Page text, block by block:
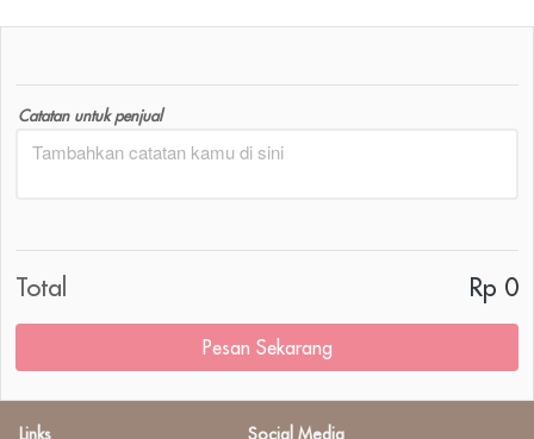
Catatan untuk penjual
Total Rp 0
`Pesan Sekarang
Links Social Media